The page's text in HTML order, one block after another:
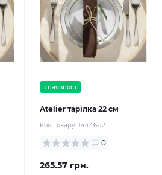
в наявності
Atelier тарілка 22 см
Код товару: 14446-12
0
265.57 грн.